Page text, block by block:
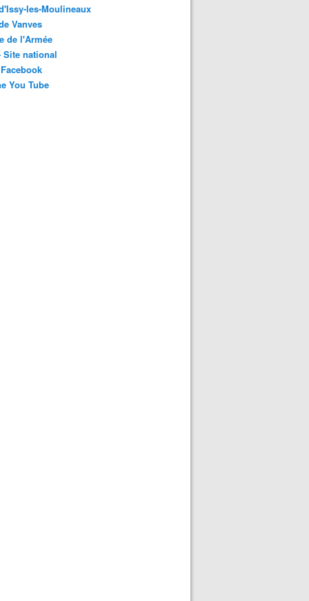
les-Moulineaux
Vanves
de l'Armée
Site national
You Tube